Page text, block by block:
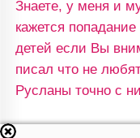
Знаете, у меня и
кажется
детей если Вы
писал что не
Русланы точно с